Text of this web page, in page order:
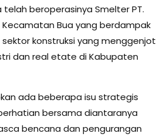
beroperasinya Smelter PT.
Kecamatan Bua yang berdampak
konstruksi yang menggenjot
dan real etate di Kabupaten
ada beberapa isu strategis
bersama diantaranya
bencana dan pengurangan